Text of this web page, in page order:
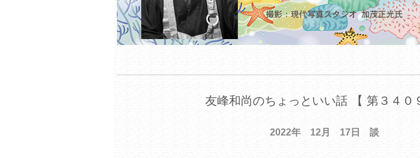
友峰和尚のちょっといい話 【 第３４０
2022年 12月 17日 談